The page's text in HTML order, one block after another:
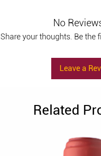
No
Share your thoughts. Be the
Leave a
Related